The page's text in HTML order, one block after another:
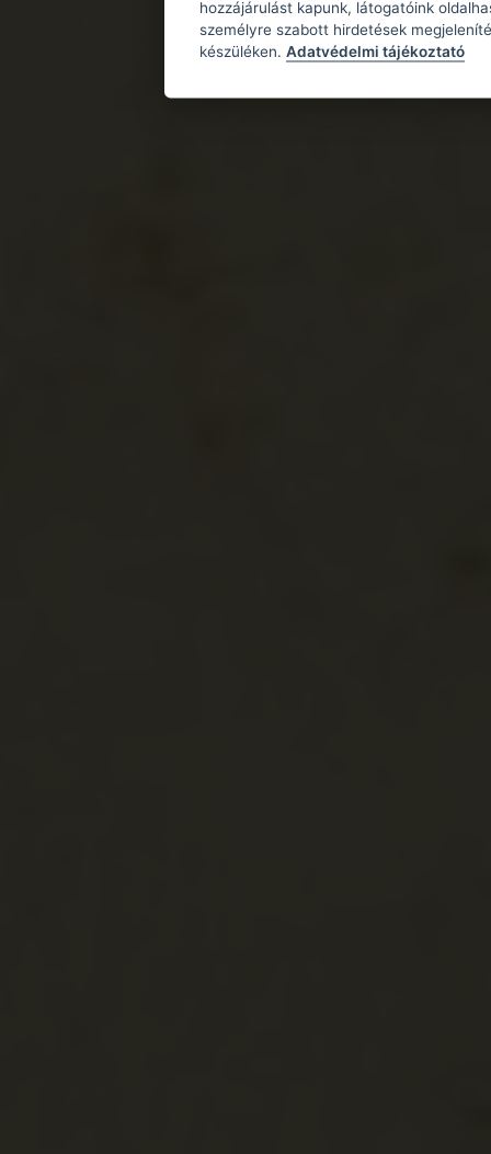
hozzájárulást kapunk, látogatóink
személyre szabott hirdetések
készüléken. Adatvédelmi tájékoztató